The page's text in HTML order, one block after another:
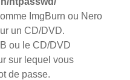
ImgBurn ou Nero
un CD/DVD.
ou le CD/DVD
sur lequel vous
de passe.